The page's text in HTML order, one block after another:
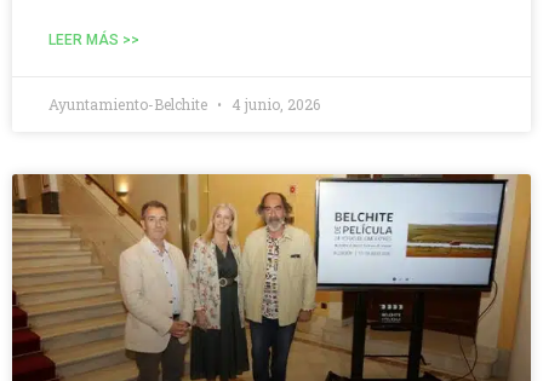
LEER MÁS >>
Ayuntamiento-Belchite 4 junio, 2026